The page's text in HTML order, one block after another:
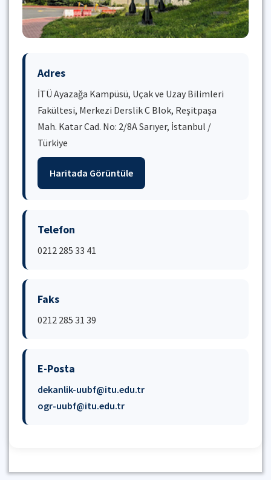
Adres
İTÜ Ayazağa Kampüsü, Uçak ve Uzay Bilimleri
Fakültesi, Merkezi Derslik C Blok, Reşitpaşa
Mah. Katar Cad. No: 2/8A Sarıyer, İstanbul /
Türkiye
Haritada Görüntüle
Telefon
0212 285 33 41
Faks
0212 285 31 39
E-Posta
dekanlik-uubf@itu.edu.tr
ogr-uubf@itu.edu.tr